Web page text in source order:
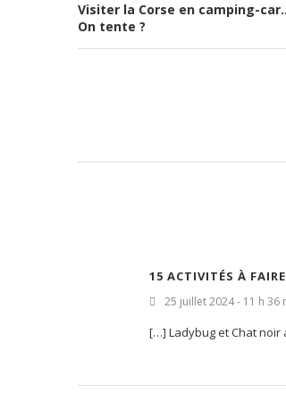
Visiter la Corse en camping-
On tente ?
15 ACTIVITÉS À
25 juillet 2024 - 11 h 36
[…] Ladybug et Chat noir